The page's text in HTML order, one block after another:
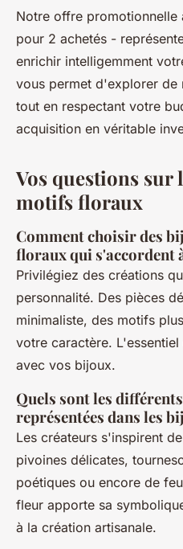
Notre offre promotionnelle
pour 2 achetés -
enrichir intelligemment
vous permet d'explorer de
tout en respectant votre
acquisition en véritable
Vos questions sur
motifs floraux
Comment choisir des
floraux qui s'accordent
Privilégiez des créations
personnalité. Des pièces
minimaliste, des motifs
votre caractère. L'essentiel
avec vos bijoux.
Quels sont les
représentées dans les
Les créateurs s'inspirent de
pivoines délicates,
poétiques ou encore de
fleur apporte sa
à la création artisanale.